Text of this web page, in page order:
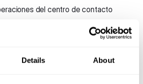
Details About
del centro de contacto